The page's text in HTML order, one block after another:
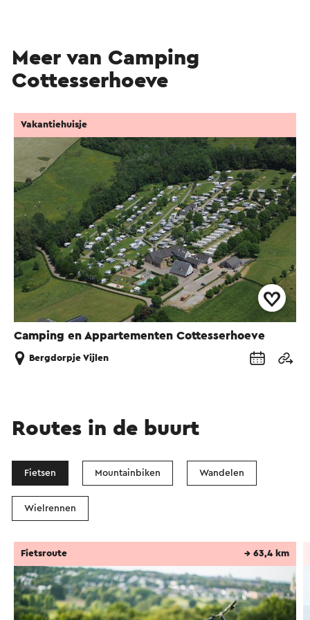
Meer van Camping
Cottesserhoeve
Camping en Appartementen Cottesserhoeve
Vakantiehuisje
Bergdorpje Vijlen
Routes in de buurt
Fietsen Mountainbiken Wandelen
Wielrennen
Fietsroute → 63,4 km